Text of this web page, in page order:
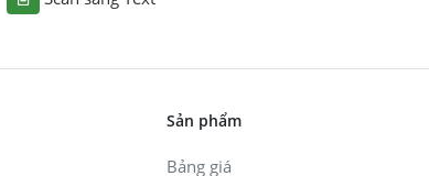
Sản phẩm
Bảng giá